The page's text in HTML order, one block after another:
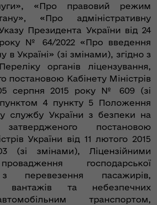
«Про правовий режим
«Про адміністративну
Президента України від 24
№ 64/2022 «Про введення
в Україні» (зі змінами), згідно з
органів ліцензування,
постановою Кабінету Міністрів
серпня 2015 року № 609 (зі
4 пункту 5 Положення
службу України з безпеки на
затвердженого постановою
України від 11 лютого 2015
змінами), Ліцензійними
господарської
з перевезення пасажирів,
вантажів та небезпечних
транспортом,